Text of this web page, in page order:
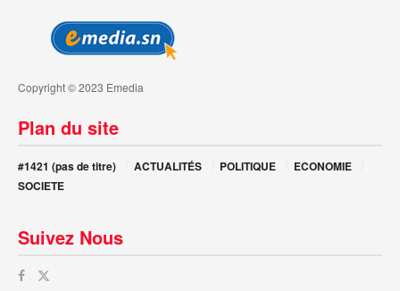
Copyright © 2023 Emedia
Plan du site
#1421 (pas de titre) ACTUALITÉS POLITIQUE
ECONOMIE
SOCIETE
Suivez Nous